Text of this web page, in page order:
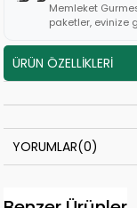
Memleket
paketler, evinize
ÜRÜN ÖZELLIKLERI
YORUMLAR(0)